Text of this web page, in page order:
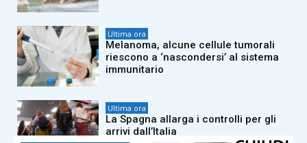
Ultima ora
Melanoma, alcune cellule tumorali
riescono a ‘nascondersi’ al sistema
immunitario
Ultima ora
La Spagna allarga i controlli per gli
arrivi dall’Italia